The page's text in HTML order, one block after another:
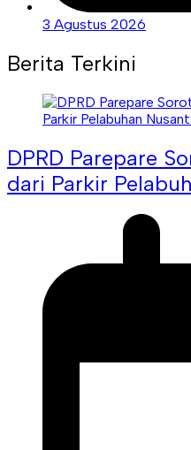
3 Agustus 2026
Berita Terkini
DPRD Parepare
dari Parkir